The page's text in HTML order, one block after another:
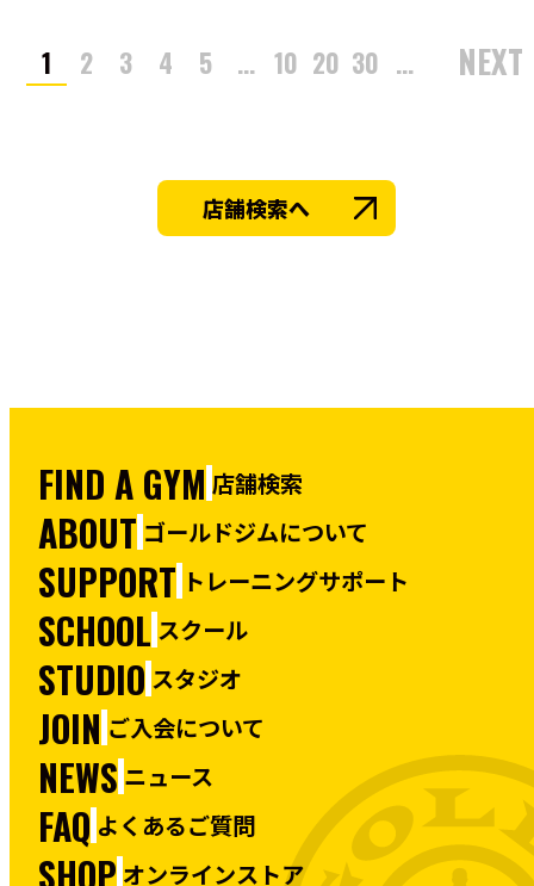
1 2 3 4 5 ... 10 20 30 ... NEXT
店舗検索へ
FIND A GYM 店舗検索
ABOUT ゴールドジムについて
SUPPORT トレーニングサポート
SCHOOL スクール
STUDIO スタジオ
JOIN ご入会について
NEWS ニュース
FAQ よくあるご質問
SHOP オンラインストア